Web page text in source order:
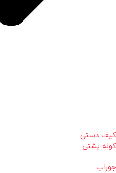
کیف دستی
کوله پشتی
جوراب